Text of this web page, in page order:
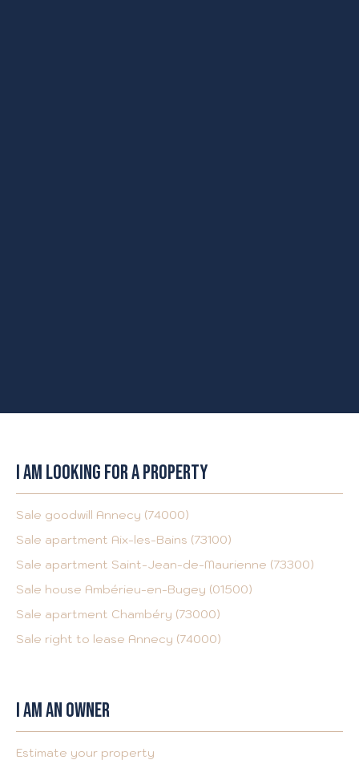
I AM LOOKING FOR A PROPERTY
Sale goodwill Annecy (74000)
Sale apartment Aix-les-Bains (73100)
Sale apartment Saint-Jean-de-Maurienne (73300)
Sale house Ambérieu-en-Bugey (01500)
Sale apartment Chambéry (73000)
Sale right to lease Annecy (74000)
I AM AN OWNER
Estimate your property